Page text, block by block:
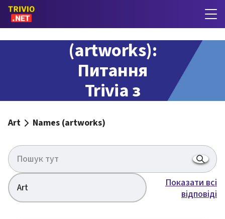
Names
(artworks):
Питання
Trivia з
Art Names (artworks)
Art
Показати всі
відповіді